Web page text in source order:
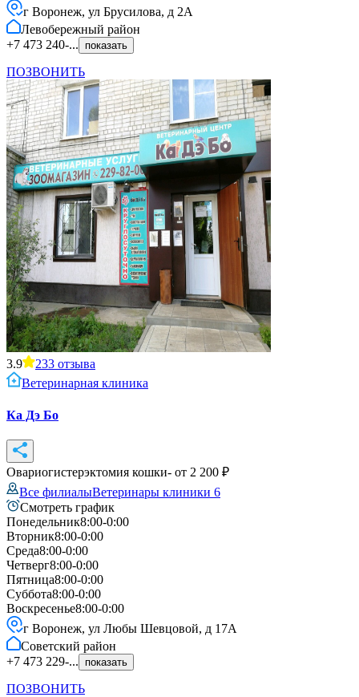
г Воронеж, ул Брусилова, д 2А
Левобережный район
+7 473 240-...
показать
ПОЗВОНИТЬ
3.9 233 отзыва
Ветеринарная клиника
Ка Дэ Бо
Овариогистерэктомия кошки- от 2 200 ₽
Все филиалыВетеринары клиники 6
Смотреть график
Понедельник8:00-0:00
Вторник8:00-0:00
Среда8:00-0:00
Четверг8:00-0:00
Пятница8:00-0:00
Суббота8:00-0:00
Воскресенье8:00-0:00
г Воронеж, ул Любы Шевцовой, д 17А
Советский район
+7 473 229-...
показать
ПОЗВОНИТЬ